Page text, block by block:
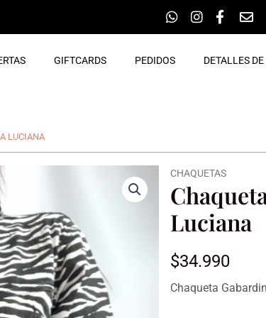
GIFTCARDS PEDIDOS DETALLES
LUCIANA
CHAQUETAS
Luciana
$34.990
Chaqueta